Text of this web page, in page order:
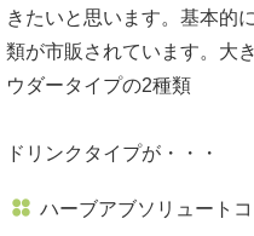
ドリンクタイプ
全性が高い
どちらのタイプ
妊娠中の妊婦さ
きたいと思います。基本的
類が市販されています。大
ウダータイプの2種類
ドリンクタイプが・・・
ハーブアブソリュート